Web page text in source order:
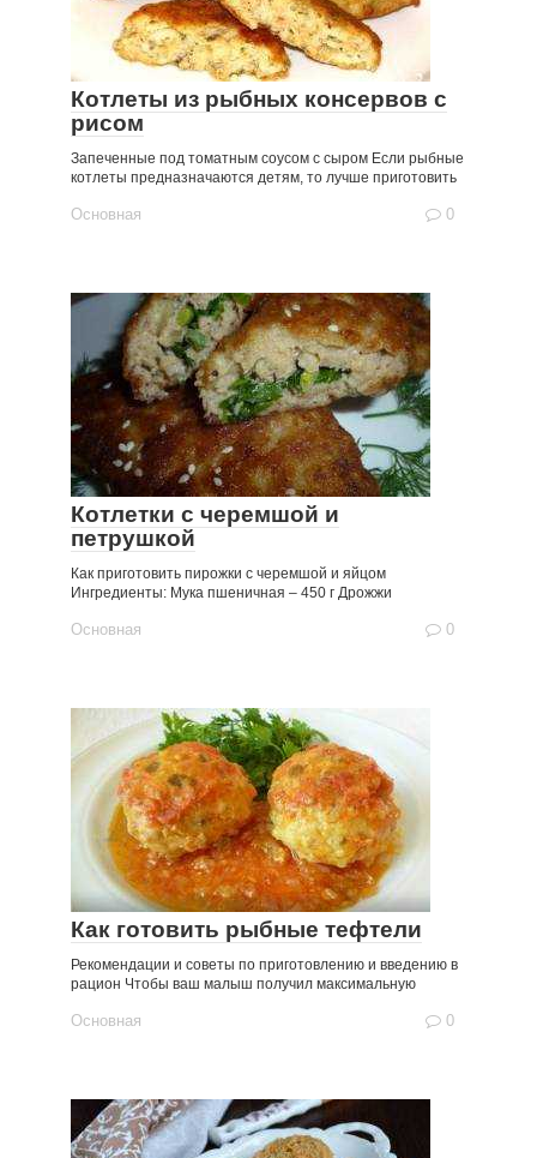
Котлеты из рыбных консервов с
рисом
Запеченные под томатным соусом с сыром Если рыбные
котлеты предназначаются детям, то лучше приготовить
Основная 0
Котлетки с черемшой и
петрушкой
Как приготовить пирожки с черемшой и яйцом
Ингредиенты: Мука пшеничная – 450 г Дрожжи
Основная 0
Как готовить рыбные тефтели
Рекомендации и советы по приготовлению и введению в
рацион Чтобы ваш малыш получил максимальную
Основная 0